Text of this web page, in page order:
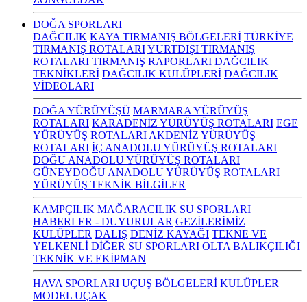
DOĞA SPORLARI
DAĞCILIK KAYA TIRMANIŞ BÖLGELERİ TÜRKİYE
TIRMANIŞ ROTALARIYURTDIŞI TIRMANIŞ
ROTALARI TIRMANIŞ RAPORLARI DAĞCILIK
TEKNİKLERİ DAĞCILIK KULÜPLERİ DAĞCILIK
VİDEOLARI
DOĞA YÜRÜYÜŞÜ MARMARA YÜRÜYÜŞ
ROTALARI KARADENİZ YÜRÜYÜŞ ROTALARI EGE
YÜRÜYÜŞ ROTALARI AKDENİZ YÜRÜYÜŞ
ROTALARI İÇ ANADOLU YÜRÜYÜŞ ROTALARI
DOĞU ANADOLU YÜRÜYÜŞ ROTALARI
GÜNEYDOĞU ANADOLU YÜRÜYÜŞ ROTALARI
YÜRÜYÜŞ TEKNİK BİLGİLER
KAMPÇILIK MAĞARACILIK SU SPORLARI
HABERLER - DUYURULAR GEZİLERİMİZ
KULÜPLER DALIŞ DENİZ KAYAĞI TEKNE VE
YELKENLİ DİĞER SU SPORLARI OLTA BALIKÇILIĞI
TEKNİK VE EKİPMAN
HAVA SPORLARI UÇUŞ BÖLGELERİ KULÜPLER
MODEL UÇAK